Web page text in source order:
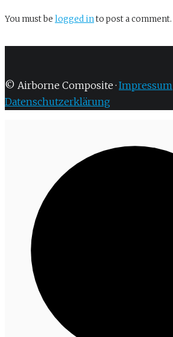
You must be logged into post a comment.
© Airborne Composite · Impressum
Datenschutzerklärung